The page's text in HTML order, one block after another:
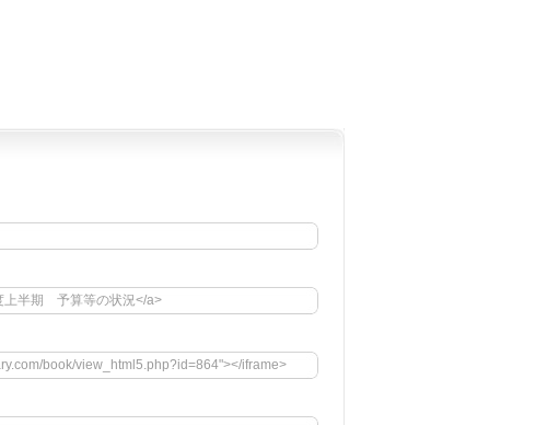
上半期 予算等の状況</a>
book/view_html5.php?id=864"></iframe>